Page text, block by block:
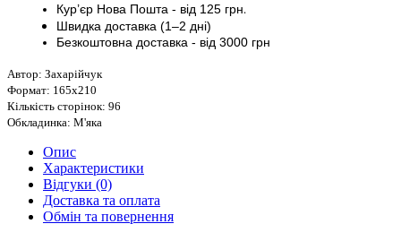
Кур’єр Нова Пошта - від 125 грн.
Швидка доставка (1–2 дні)
Безкоштовна доставка - від 3000 грн
Автор: Захарійчук
Формат: 165х210
Кількість сторінок: 96
Обкладинка: М'яка
Опис
Характеристики
Відгуки (0)
Доставка та оплата
Обмін та повернення